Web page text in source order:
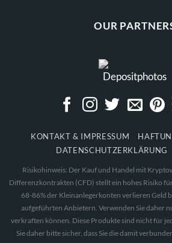
OUR
KONTAKT & IMPRESSUM
DATENSCHUTZERKLÄRUNG
Risikohinweis: Der Kauf und Handel mit
Differenzkontrakten (CFD) stellt ein hohes Risiko
68-86% der Kleinanlegerkonten verlieren Geld
aufgeführten Anbietern. Verwenden Sie daher
verkraften können. Diese Produkte sind nicht für
Sie daher bitte sicher, dass Sie die damit